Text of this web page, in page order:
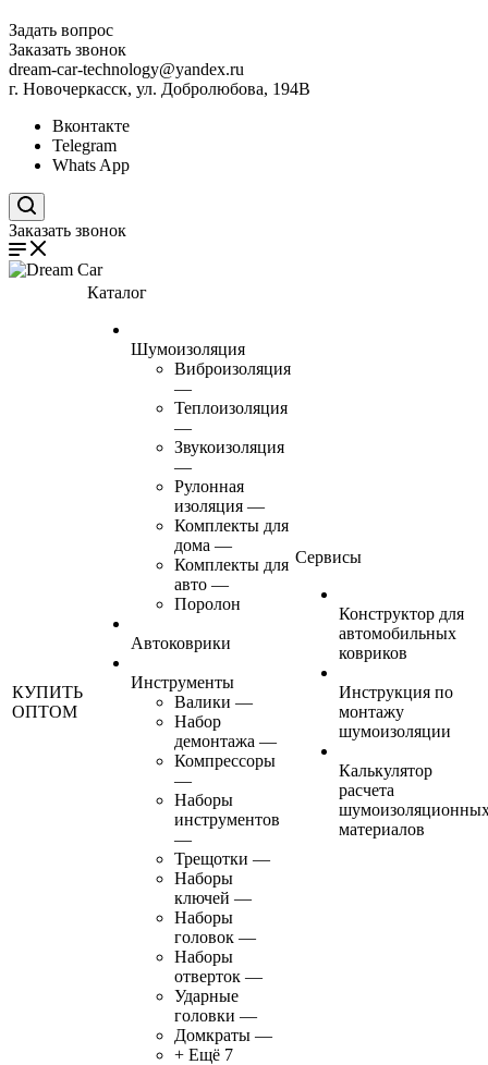
Задать вопрос
Заказать звонок
dream-car-technology@yandex.ru
г. Новочеркасск, ул. Добролюбова, 194В
Вконтакте
Telegram
Whats App
Заказать звонок
КУПИТЬ
ОПТОМ
Каталог
Шумоизоляция
Виброизоляция
—
Теплоизоляция
—
Звукоизоляция
—
Рулонная
изоляция —
Комплекты для
дома —
Комплекты для
авто —
Поролон
Автоковрики
Инструменты
Валики —
Набор
демонтажа —
Компрессоры
—
Наборы
инструментов
—
Трещотки —
Наборы
ключей —
Наборы
головок —
Наборы
отверток —
Ударные
головки —
Домкраты —
+ Ещё 7
Сервисы
Конструктор для
автомобильных
ковриков
Инструкция по
монтажу
шумоизоляции
Калькулятор
расчета
материалов